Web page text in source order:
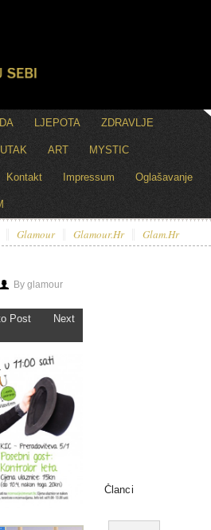
LJEPOTA ZDRAVLJE
ART MYSTIC
Kontakt Impressum Oglašavanje
Glamour Glamour.hr Glam.hr
By glamour
Post
Next
Članci